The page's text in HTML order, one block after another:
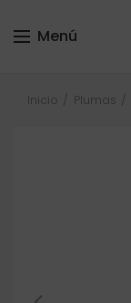
Menú
Inicio Plumas